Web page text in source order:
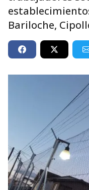
Bariloche,